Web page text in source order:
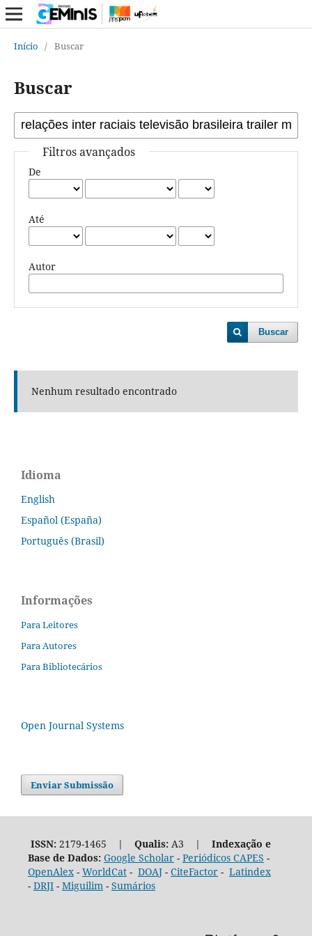
Início / Buscar
Buscar
Filtros avançados
De
Até
Autor
Buscar
Nenhum resultado encontrado
Idioma
English
Español (España)
Português (Brasil)
Informações
Para Leitores
Para Autores
Para Bibliotecários
Open Journal Systems
Enviar Submissão
ISSN:2179-1465 | Qualis:A3 | Indexação e
Base de Dados: Google Scholar- Periódicos CAPES -
OpenAlex- WorldCat- DOAJ- CiteFactor- Latindex
- DRJI- Miguilim - Sumários